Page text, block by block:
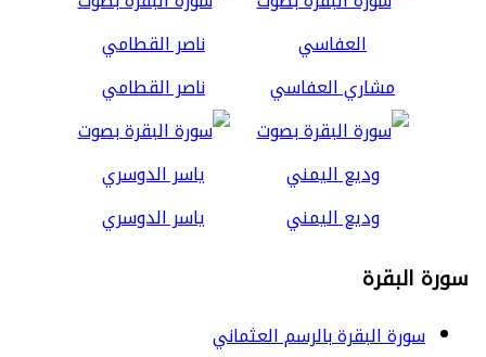
مشاري العفاسي ناصر القطامي
وديع اليمني ياسر الدوسري
سورة البقرة
سورة البقرة بالرسم العثماني